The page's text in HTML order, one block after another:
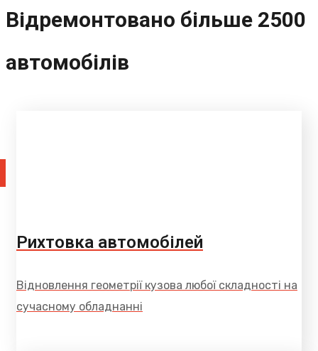
Відремонтовано більше 2500
автомобілів
Рихтовка автомобілей
Відновлення геометрії кузова любої складності на
сучасному обладнанні